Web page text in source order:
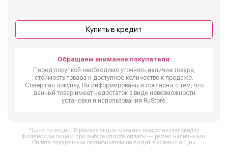
Купить в кредит
Обращаем внимание покупателя:
Перед покупкой необходимо уточнять наличие товара,
стоимость товара и доступное количество к продаже.
Совершая покупку, Вы информированы и согласны с тем, что
данный товар имеет недостаток в виде невозможности
установки и использования RuStore.
*Цена по акции. В рамках акции магазин предоставляет скидку
физическим лицам при выборе способа оплаты — расчет наличными.
Оплата подарочным сертификатом не входит в условия акции